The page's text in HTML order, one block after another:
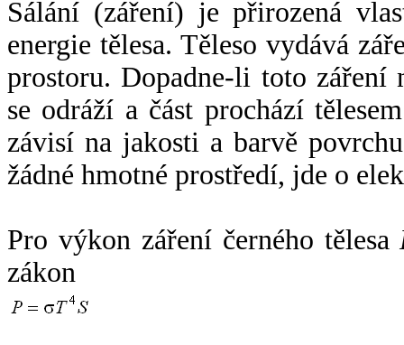
Sálání (záření) je přirozená
energie tělesa. Těleso vydává
prostoru. Dopadne-li toto záření
se odráží a část prochází
závisí na jakosti a barvě
žádné hmotné prostředí, jde o
Pro výkon záření černého tělesa
zákon